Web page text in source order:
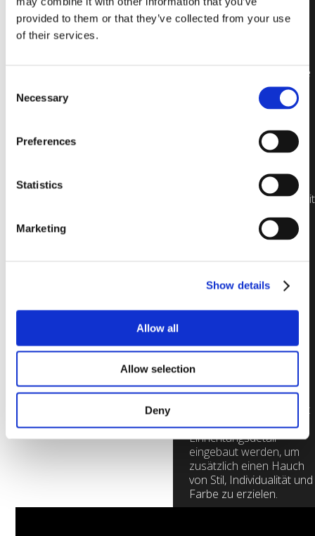
provided to them or that they’ve collected from your use
of their services.
Selection
Necessary
Preferences
Statistics
Marketing
Show details
Allow all
Allow selection
Deny
Designmöglichkeiten, die
nur durch die Phantasie
und Vision eines
Architekten begrenzt
Der zu 100% kompakte
Glasziegel, der die
Faszination der
herkömmlichen Ziegel mit
der Leuchtkraft des
Glases vereint.
kann anstelle von
verwendet werden, um
schaffen, die das
Durchdringen des
Tageslichtes in die
Zimmer begünstigen,
oder sie kann als Akzent
oder ein
Einrichtungsdetail
eingebaut werden, um
zusätzlich einen Hauch
von Stil, Individualität und
Farbe zu erzielen.